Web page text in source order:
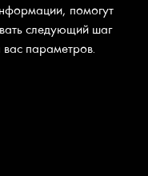
помогут
следующий шаг
параметров.